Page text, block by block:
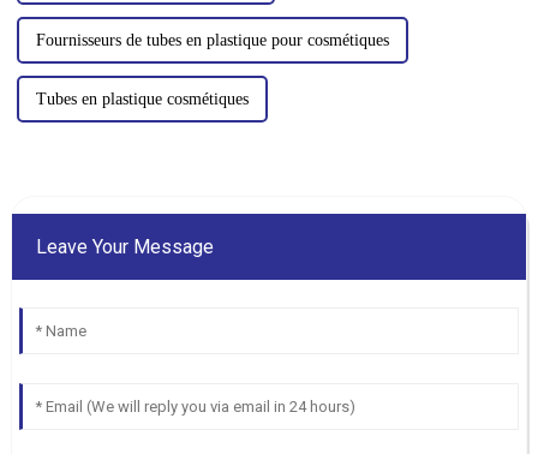
Fournisseurs de tubes en plastique pour cosmétiques
Tubes en plastique cosmétiques
Leave Your Message